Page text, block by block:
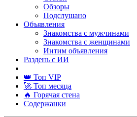
Обзоры
Подслушано
Объявления
Знакомства с мужчинами
Знакомства с женщинами
Интим объявления
Раздень с ИИ
👑 Топ VIP
🚀 Топ месяца
🔥 Горячая стена
Содержанки